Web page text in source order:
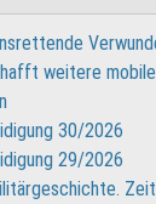
weitere mobile
30/2026
29/2026